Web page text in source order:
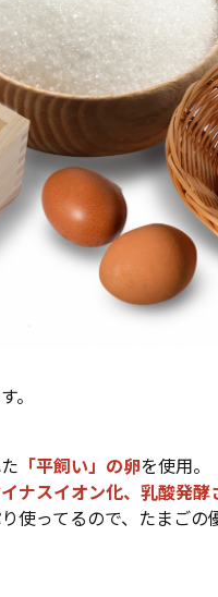
。
「平飼い」の卵を使用。
ナスイオン化、乳酸発酵
使ってるので、たまご